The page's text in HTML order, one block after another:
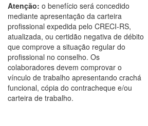
Atenção: o benefício será concedido
mediante apresentação da carteira
profissional expedida pelo CRECI-RS,
atualizada, ou certidão negativa de débito
que comprove a situação regular do
profissional no conselho. Os
colaboradores devem comprovar o
vínculo de trabalho apresentando crachá
funcional, cópia do contracheque e/ou
carteira de trabalho.